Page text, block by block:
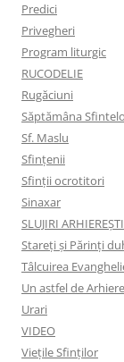
Predici
Privegheri
Program liturgic
RUCODELIE
Rugăciuni
Săptămâna
Sf. Maslu
Sfințenii
Sfinții ocrotitori
Sinaxar
SLUJIRI ARHIEREȘTI
Stareți și Părinți
Tâlcuirea
Un astfel de
Urari
VIDEO
Viețile Sfinților